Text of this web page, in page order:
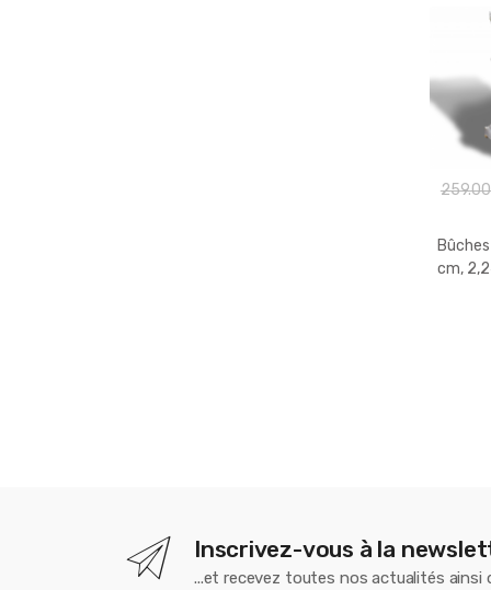
cm,
Inscrivez-vous à la
...et recevez toutes nos actualités ainsi